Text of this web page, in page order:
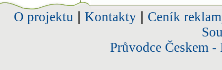
O projektu Kontakty| Ceník
Průvodce Českem